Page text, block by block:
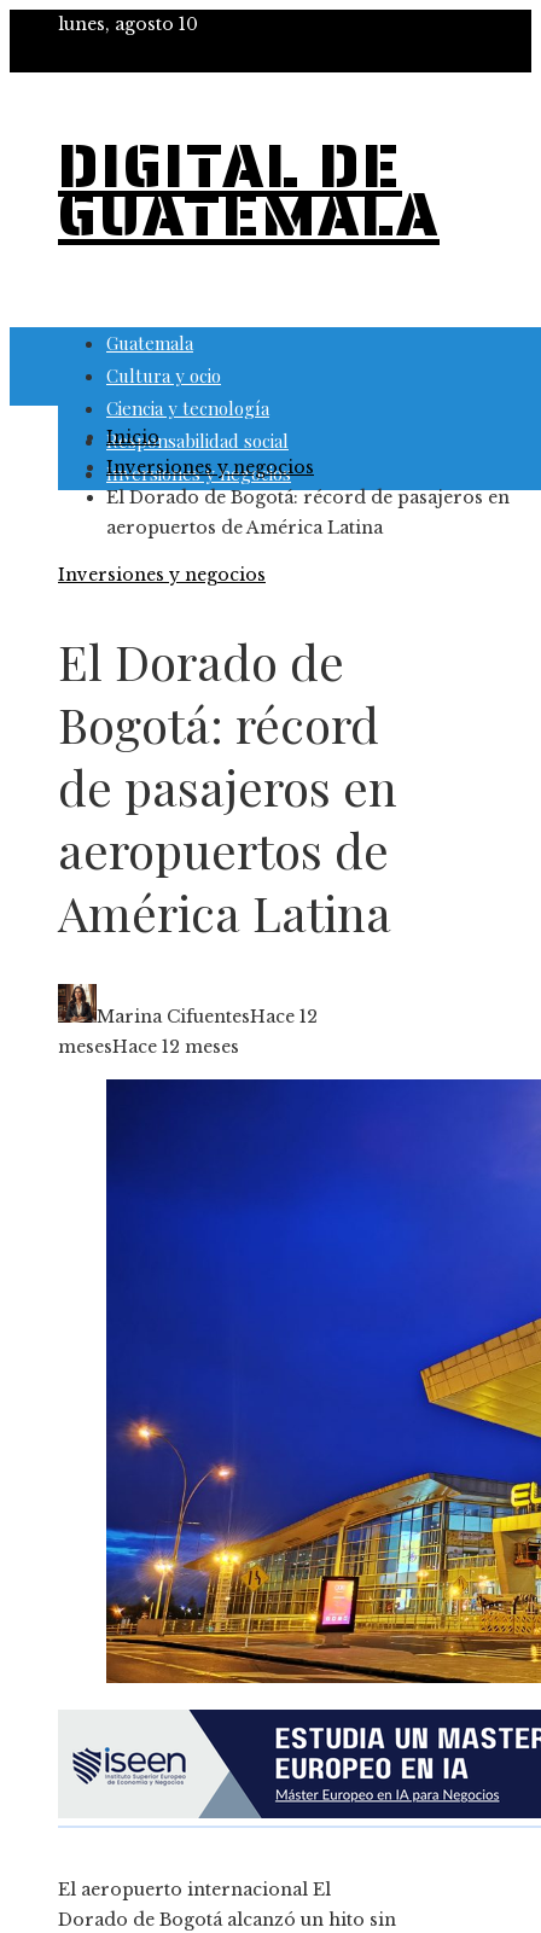
lunes, agosto 10
DIGITAL DE
GUATEMALA
Guatemala
Cultura y ocio
Ciencia y tecnología
Responsabilidad social
Inversiones y negocios
Inicio
Inversiones y negocios
El Dorado de Bogotá: récord de pasajeros en
aeropuertos de América Latina
Inversiones y negocios
El Dorado de
Bogotá: récord
de pasajeros en
aeropuertos de
América Latina
Marina CifuentesHace 12
mesesHace 12 meses
El aeropuerto internacional El
Dorado de Bogotá alcanzó un hito sin